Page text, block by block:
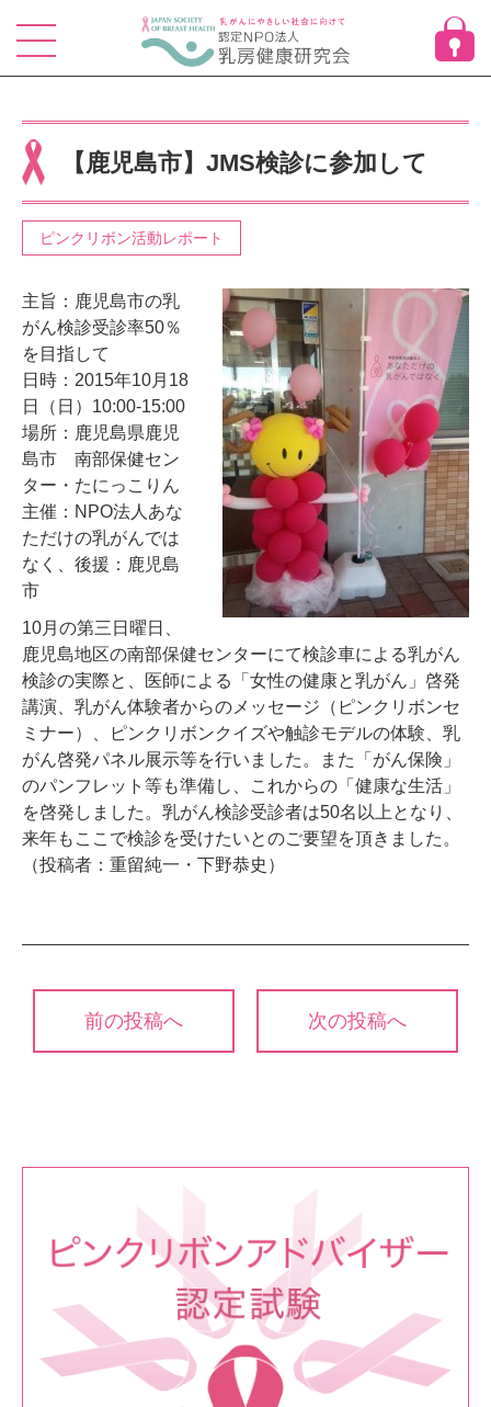
【鹿児島市】JMS検診に参加して
ピンクリボン活動レポート
主旨：鹿児島市の乳
がん検診受診率50％
を目指して
日時：2015年10月18
日（日）10:00-15:00
場所：鹿児島県鹿児
島市 南部保健セン
ター・たにっこりん
主催：NPO法人あな
ただけの乳がんでは
なく、後援：鹿児島
市
10月の第三日曜日、
鹿児島地区の南部保健センターにて検診車による乳がん
検診の実際と、医師による「女性の健康と乳がん」啓発
講演、乳がん体験者からのメッセージ（ピンクリボンセ
ミナー）、ピンクリボンクイズや触診モデルの体験、乳
がん啓発パネル展示等を行いました。また「がん保険」
のパンフレット等も準備し、これからの「健康な生活」
を啓発しました。乳がん検診受診者は50名以上となり、
来年もここで検診を受けたいとのご要望を頂きました。
（投稿者：重留純一・下野恭史）
投
前の投稿へ 次の投稿へ